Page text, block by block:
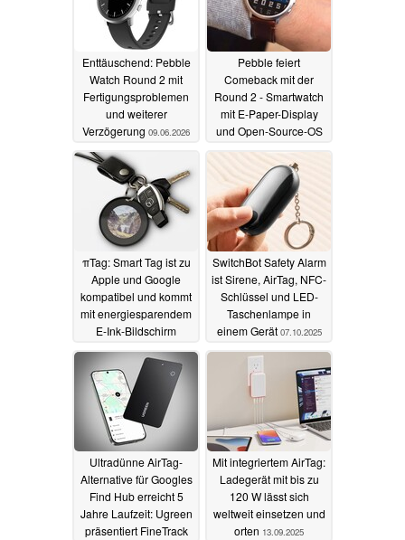
Enttäuschend: Pebble
Watch Round 2 mit
Fertigungsproblemen
und weiterer
Verzögerung 09.06.2026
Pebble feiert
Comeback mit der
Round 2 - Smartwatch
mit E-Paper-Display
und Open-Source-OS
02.01.2026
πTag: Smart Tag ist zu
Apple und Google
kompatibel und kommt
mit energiesparendem
E-Ink-Bildschirm
04.11.2025
SwitchBot Safety Alarm
ist Sirene, AirTag, NFC-
Schlüssel und LED-
Taschenlampe in
einem Gerät 07.10.2025
Ultradünne AirTag-
Alternative für Googles
Find Hub erreicht 5
Jahre Laufzeit: Ugreen
präsentiert FineTrack
Mit integriertem AirTag:
Ladegerät mit bis zu
120 W lässt sich
weltweit einsetzen und
orten 13.09.2025